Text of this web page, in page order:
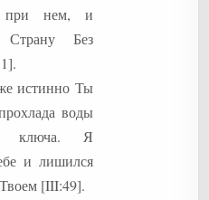
при нем, и
Без
истинно Ты
воды
ключа. Я
и лишился
[III:49].